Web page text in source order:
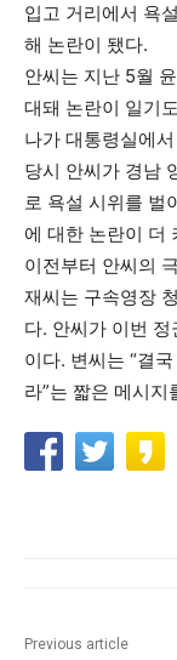
입고 거리에서 욕
해 논란이 됐다.
안씨는 지난 5월
대돼 논란이 일기
나가 대통령실에
당시 안씨가 경남
로 욕설 시위를 벌
에 대한 논란이 더
이전부터 안씨의
재씨는 구속영장
다. 안씨가 이번
이다. 변씨는 “결
라”는 짧은 메시지
Previous article